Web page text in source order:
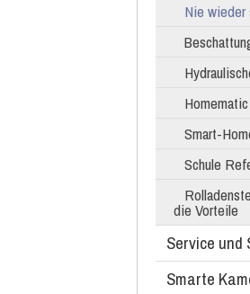
Nie
Smart-
Schule
die Vorteile
Service und
Smarte